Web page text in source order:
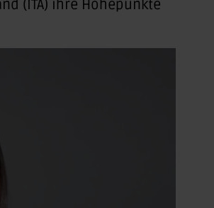
(ITA) ihre Höhepunkte